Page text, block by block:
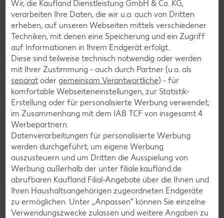
Pasta-Rezepte
Sushi-Rezepte
Raclette-Rezepte
Flammkuchen-Rezepte
Frühstücksrezepte
Salat-Rezepte
Spargel-Rezepte
Fleisch-Rezepte
Fisch-Rezepte
Geflügel-Rezepte
Lamm-Rezepte
Grill-Rezepte
Wir, die Kaufland Dienstleistung GmbH & Co. KG,
verarbeiten Ihre Daten, die wir u.a. auch von Dritten
erheben, auf unseren Webseiten mittels verschiedener
Techniken, mit denen eine Speicherung und ein Zugriff
auf Informationen in Ihrem Endgerät erfolgt.
Diese sind teilweise technisch notwendig oder werden
mit Ihrer Zustimmung - auch durch Partner (u.a. als
separat oder gemeinsam Verantwortliche) - für
komfortable Webseiteneinstellungen, zur Statistik-
Erstellung oder für personalisierte Werbung verwendet;
im Zusammenhang mit dem IAB TCF von insgesamt 4
Werbepartnern.
Datenverarbeitungen für personalisierte Werbung
werden durchgeführt, um eigene Werbung
auszusteuern und um Dritten die Ausspielung von
Werbung außerhalb der unter filiale.kaufland.de
abrufbaren Kaufland Filial-Angebote über die Ihnen und
Ihren Haushaltsangehörigen zugeordneten Endgeräte
zu ermöglichen. Unter „Anpassen“ können Sie einzelne
Verwendungszwecke zulassen und weitere Angaben zu